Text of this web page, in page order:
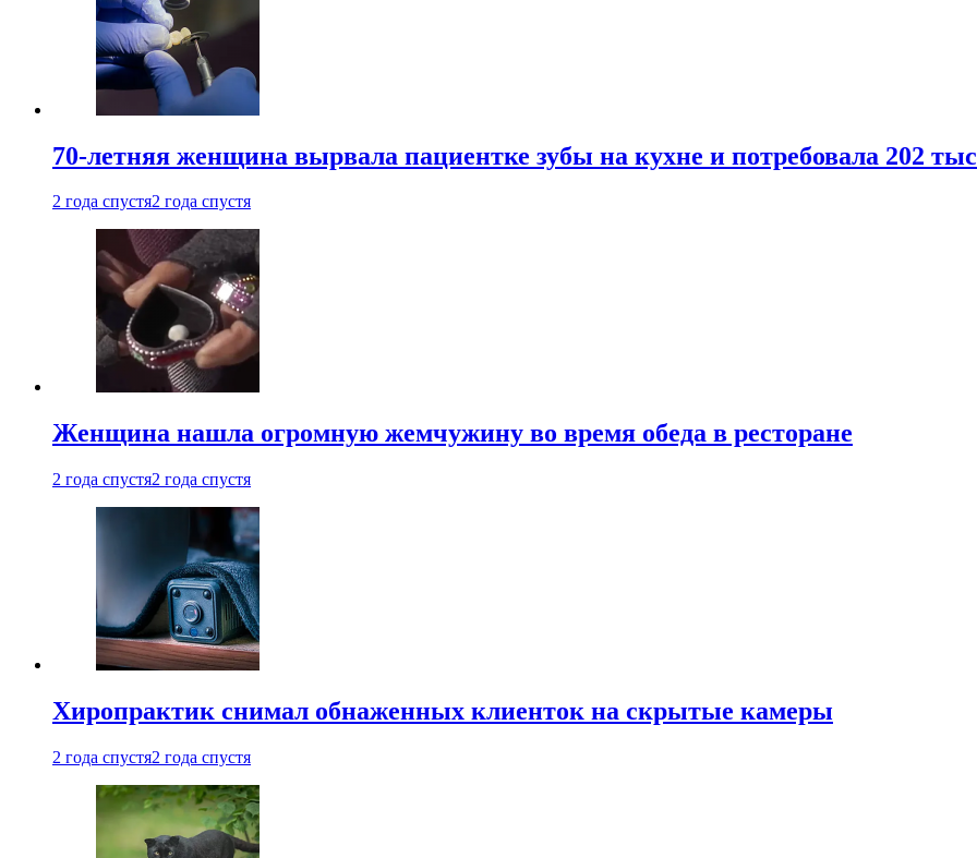
70-летняя женщина вырвала пациентке зубы на кухне и потребовала 202
2 года спустя2 года спустя
Женщина нашла огромную жемчужину во время обеда в ресторане
2 года спустя2 года спустя
Хиропрактик снимал обнаженных клиенток на скрытые камеры
2 года спустя2 года спустя